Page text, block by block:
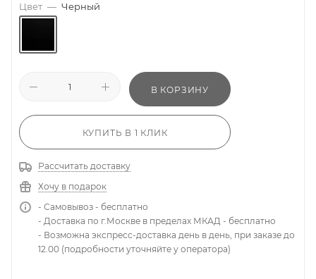
Цвет — Черный
В КОРЗИНУ
КУПИТЬ В 1 КЛИК
Рассчитать доставку
Хочу в подарок
- Самовывоз - бесплатно
- Доставка по г.Москве в пределах МКАД - бесплатно
- Возможна экспресс-доставка день в день, при заказе до
12.00 (подробности уточняйте у оператора)